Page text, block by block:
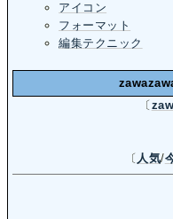
アイコン
フォーマット
編集テクニック
〔
〔 人気/